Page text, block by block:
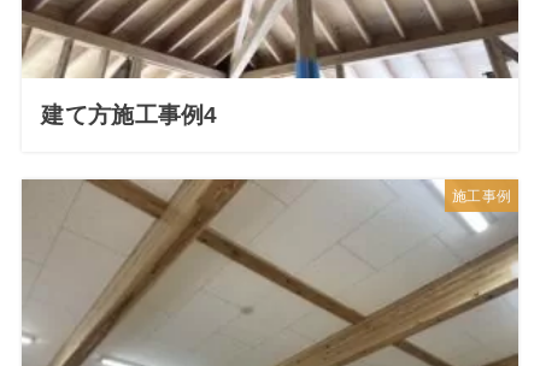
建て方施工事例4
施工事例